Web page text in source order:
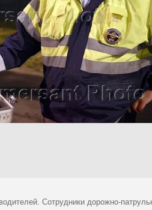
Сотрудники дорожно-